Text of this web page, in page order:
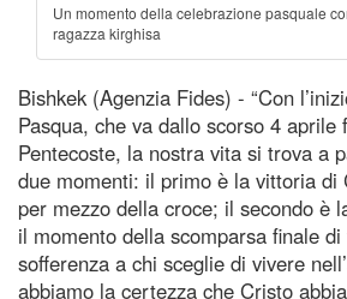
Un momento della celebrazione pasquale
ragazza kirghisa
Bishkek (Agenzia Fides) - “Con
Pasqua, che va dallo scorso 4 aprile
Pentecoste, la nostra vita si trova a
due momenti: il primo è la vittoria di
per mezzo della croce; il secondo è
il momento della scomparsa finale
sofferenza a chi sceglie di vivere
abbiamo la certezza che Cristo